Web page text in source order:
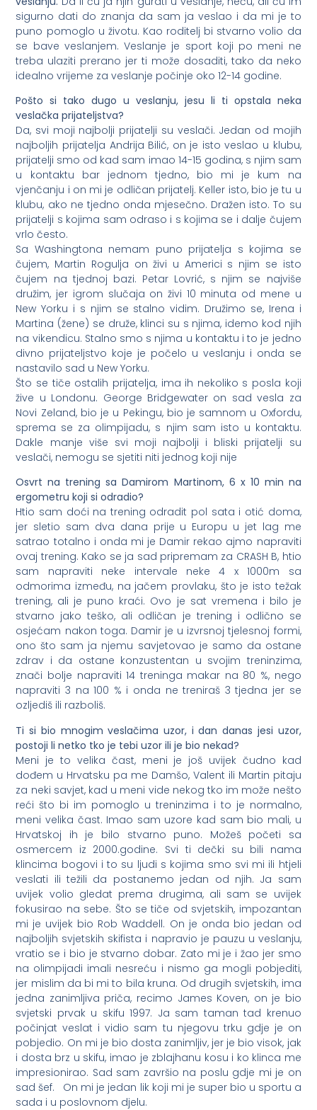
sigurno dati do znanja da sam ja veslao i da mi je to
puno pomoglo u životu. Kao roditelj bi stvarno volio da
se bave veslanjem. Veslanje je sport koji po meni ne
treba ulaziti prerano jer ti može dosaditi, tako da neko
idealno vrijeme za veslanje počinje oko 12-14 godine.
Pošto si tako dugo u veslanju, jesu li ti opstala neka
veslačka prijateljstva?
Da, svi moji najbolji prijatelji su veslači. Jedan od mojih
najboljih prijatelja Andrija Bilić, on je isto veslao u klubu,
prijatelji smo od kad sam imao 14-15 godina, s njim sam
u kontaktu bar jednom tjedno, bio mi je kum na
vjenčanju i on mi je odličan prijatelj. Keller isto, bio je tu u
klubu, ako ne tjedno onda mjesečno. Dražen isto. To su
prijatelji s kojima sam odraso i s kojima se i dalje čujem
vrlo često.
Sa Washingtona nemam puno prijatelja s kojima se
čujem, Martin Rogulja on živi u Americi s njim se isto
čujem na tjednoj bazi. Petar Lovrić, s njim se najviše
družim, jer igrom slučaja on živi 10 minuta od mene u
New Yorku i s njim se stalno vidim. Družimo se, Irena i
Martina (žene) se druže, klinci su s njima, idemo kod njih
na vikendicu. Stalno smo s njima u kontaktu i to je jedno
divno prijateljstvo koje je počelo u veslanju i onda se
nastavilo sad u New Yorku.
Što se tiče ostalih prijatelja, ima ih nekoliko s posla koji
žive u Londonu. George Bridgewater on sad vesla za
Novi Zeland, bio je u Pekingu, bio je samnom u Oxfordu,
sprema se za olimpijadu, s njim sam isto u kontaktu.
Dakle manje više svi moji najbolji i bliski prijatelji su
veslači, nemogu se sjetiti niti jednog koji nije
Osvrt na trening sa Damirom Martinom, 6 x 10 min na
ergometru koji si odradio?
Htio sam doći na trening odradit pol sata i otić doma,
jer sletio sam dva dana prije u Europu u jet lag me
satrao totalno i onda mi je Damir rekao ajmo napraviti
ovaj trening. Kako se ja sad pripremam za CRASH B, htio
sam napraviti neke intervale neke 4 x 1000m sa
odmorima između, na jačem provlaku, što je isto težak
trening, ali je puno kraći. Ovo je sat vremena i bilo je
stvarno jako teško, ali odličan je trening i odlično se
osjećam nakon toga. Damir je u izvrsnoj tjelesnoj formi,
ono što sam ja njemu savjetovao je samo da ostane
zdrav i da ostane konzustentan u svojim treninzima,
znači bolje napraviti 14 treninga makar na 80 %, nego
napraviti 3 na 100 % i onda ne treniraš 3 tjedna jer se
ozljediš ili razboliš.
Ti si bio mnogim veslačima uzor, i dan danas jesi uzor,
postoji li netko tko je tebi uzor ili je bio nekad?
Meni je to velika čast, meni je još uvijek čudno kad
dođem u Hrvatsku pa me Damšo, Valent ili Martin pitaju
za neki savjet, kad u meni vide nekog tko im može nešto
reći što bi im pomoglo u treninzima i to je normalno,
meni velika čast. Imao sam uzore kad sam bio mali, u
Hrvatskoj ih je bilo stvarno puno. Možeš početi sa
osmercem iz 2000.godine. Svi ti dečki su bili nama
klincima bogovi i to su ljudi s kojima smo svi mi ili htjeli
veslati ili težili da postanemo jedan od njih. Ja sam
uvijek volio gledat prema drugima, ali sam se uvijek
fokusirao na sebe. Što se tiče od svjetskih, impozantan
mi je uvijek bio Rob Waddell. On je onda bio jedan od
najboljih svjetskih skifista i napravio je pauzu u veslanju,
vratio se i bio je stvarno dobar. Zato mi je i žao jer smo
na olimpijadi imali nesreću i nismo ga mogli pobjediti,
jer mislim da bi mi to bila kruna. Od drugih svjetskih, ima
jedna zanimljiva priča, recimo James Koven, on je bio
svjetski prvak u skifu 1997. Ja sam taman tad krenuo
počinjat veslat i vidio sam tu njegovu trku gdje je on
pobjedio. On mi je bio dosta zanimljiv, jer je bio visok, jak
i dosta brz u skifu, imao je zblajhanu kosu i ko klinca me
impresionirao. Sad sam završio na poslu gdje mi je on
sad šef. On mi je jedan lik koji mi je super bio u sportu a
sada i u poslovnom djelu.